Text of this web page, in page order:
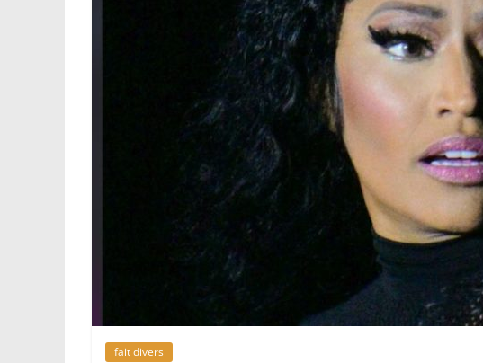
fait divers